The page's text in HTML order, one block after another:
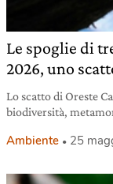
Le spoglie di
2026, uno
Lo scatto di Oreste
biodiversità,
Ambiente 25